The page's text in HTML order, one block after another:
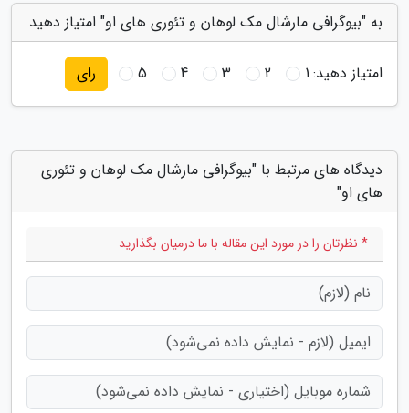
به "بیوگرافی مارشال مک لوهان و تئوری های او" امتیاز دهید
امتیاز دهید:1
2
3
4
5 رای
دیدگاه های مرتبط با "بیوگرافی مارشال مک لوهان و تئوری
های او"
* نظرتان را در مورد این مقاله با ما درمیان بگذارید